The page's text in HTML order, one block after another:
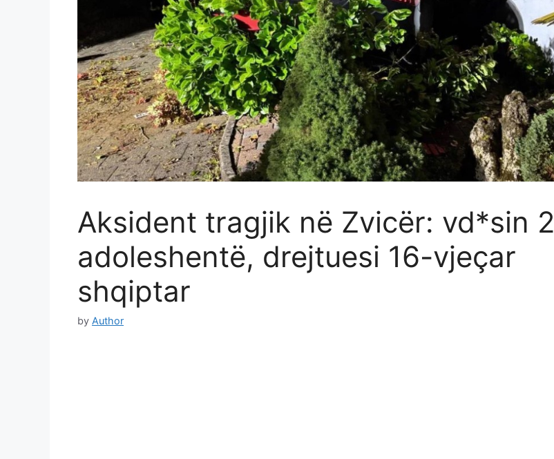
Aksident tragjik në Zvicër: vd*sin 2
adoleshentë, drejtuesi 16-vjeçar
shqiptar
by Author